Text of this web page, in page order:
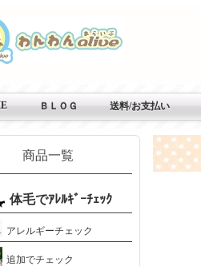
ＢＬＯＧ 送料/お支払い
商品一覧
体毛でｱﾚﾙｷﾞｰﾁｪｯｸ
アレルギーチェック
追加でチェック